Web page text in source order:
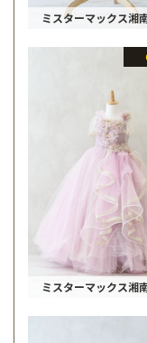
ミスターマックス湘
ミスターマックス湘